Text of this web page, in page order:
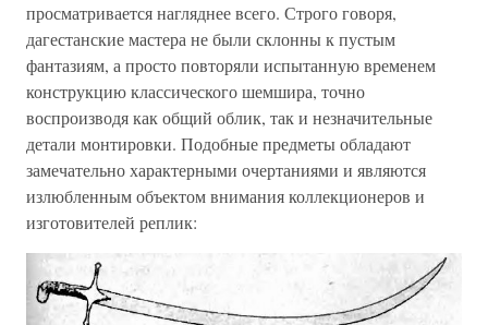
просматривается нагляднее всего. Строго говоря,
дагестанские мастера не были склонны к пустым
фантазиям, а просто повторяли испытанную временем
конструкцию классического шемшира, точно
воспроизводя как общий облик, так и незначительные
детали монтировки. Подобные предметы обладают
замечательно характерными очертаниями и являются
излюбленным объектом внимания коллекционеров и
изготовителей реплик: